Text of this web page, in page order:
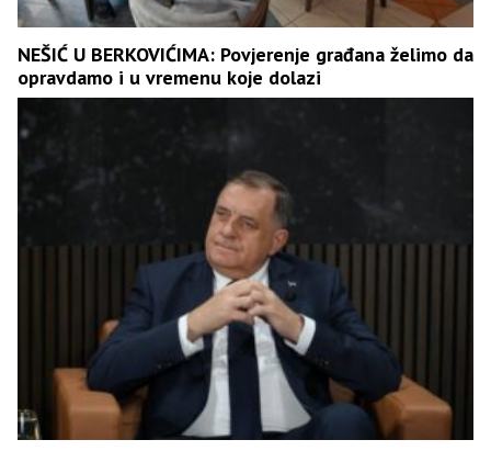
NEŠIĆ U BERKOVIĆIMA: Povjerenje građana želimo da
opravdamo i u vremenu koje dolazi